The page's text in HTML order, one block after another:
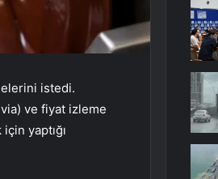
istedi.
ve fiyat izleme
yaptığı